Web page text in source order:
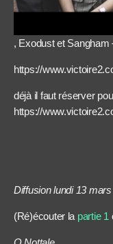
, Exodust et
https://
déjà il faut réserver
https://
Diffusion lundi 13
(Ré)écouter la partie 1